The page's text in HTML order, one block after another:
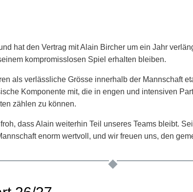
hat den Vertrag mit Alain Bircher um ein Jahr
kompromisslosen Spiel erhalten bleiben.
als verlässliche Grösse innerhalb der Mannschaft
Komponente mit, die in engen und intensiven
zählen zu können.
dass Alain weiterhin Teil unseres Teams bleibt.
enorm wertvoll, und wir freuen uns, den